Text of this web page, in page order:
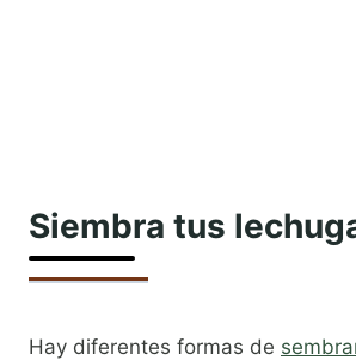
Siembra tus
Hay diferentes formas de